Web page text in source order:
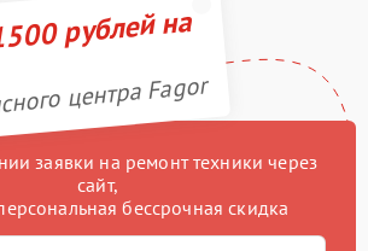
рублей на
центра Fagor
заявки на ремонт техники через
сайт,
бессрочная скидка